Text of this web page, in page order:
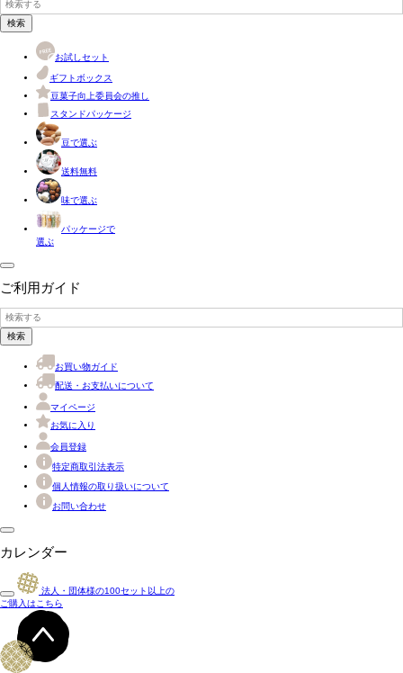
検索
お試しセット
ギフトボックス
豆菓子向上委員会の推し
スタンドパッケージ
豆で選ぶ
送料無料
味で選ぶ
パッケージで
選ぶ
ご利用ガイド
検索
お買い物ガイド
配送・お支払いについて
マイページ
お気に入り
会員登録
特定商取引法表示
個人情報の取り扱いについて
お問い合わせ
カレンダー
法人・団体様の100セット以上の
ご購入はこちら